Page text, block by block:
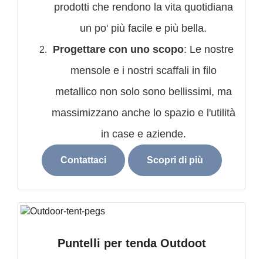
prodotti che rendono la vita quotidiana
un po' più facile e più bella.
Progettare con uno scopo: Le nostre
mensole e i nostri scaffali in filo
metallico non solo sono bellissimi, ma
massimizzano anche lo spazio e l'utilità
in case e aziende.
Contattaci Scopri di più
Puntelli per tenda Outdoot